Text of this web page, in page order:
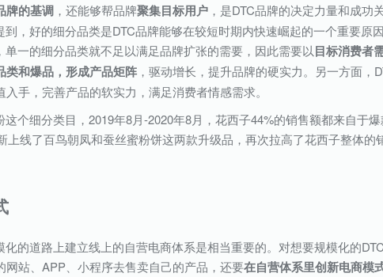
牌的基调 ，还能够帮品牌聚集目标用户 ，是DTC品牌的决定力量和成功
，好的细分品类是DTC品牌能够在较短时期内快速崛起的一个重要原
一的细分品类就不足以满足品牌扩张的需要，因此需要以目标消费者
类和爆品，形成产品矩阵 ，驱动增长，提升品牌的硬实力。另一方面，
手，完善产品的软实力，满足消费者情感需求。
个细分类目，2019年8月-2020年8月，花西子44%的销售额都来自于
线了百鸟朝凤和蚕丝蜜粉饼这两款升级品，再次拉高了花西子整体的
的道路上建立线上的自营电商体系是相当重要的。对想要规模化的
网站、APP、小程序去售卖自己的产品，还要在自营体系里创新电商模